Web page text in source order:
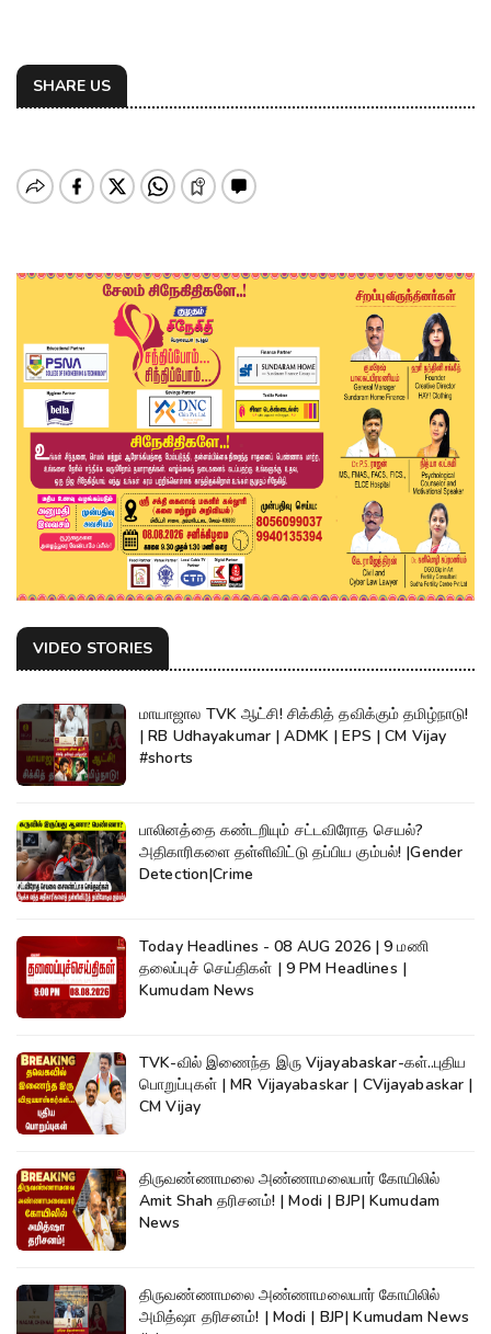
SHARE US
VIDEO STORIES
மாயாஜால TVK ஆட்சி! சிக்கித் தவிக்கும் தமிழ்நாடு!
| RB Udhayakumar | ADMK | EPS | CM Vijay
#shorts
பாலினத்தை கண்டறியும் சட்டவிரோத செயல்?
அதிகாரிகளை தள்ளிவிட்டு தப்பிய கும்பல்! |Gender
Detection|Crime
Today Headlines - 08 AUG 2026 | 9 மணி
தலைப்புச் செய்திகள் | 9 PM Headlines |
Kumudam News
TVK-வில் இணைந்த இரு Vijayabaskar-கள்..புதிய
பொறுப்புகள் | MR Vijayabaskar | CVijayabaskar |
CM Vijay
திருவண்ணாமலை அண்ணாமலையார் கோயிலில்
Amit Shah தரிசனம்! | Modi | BJP| Kumudam
News
திருவண்ணாமலை அண்ணாமலையார் கோயிலில்
அமித்ஷா தரிசனம்! | Modi | BJP| Kumudam News